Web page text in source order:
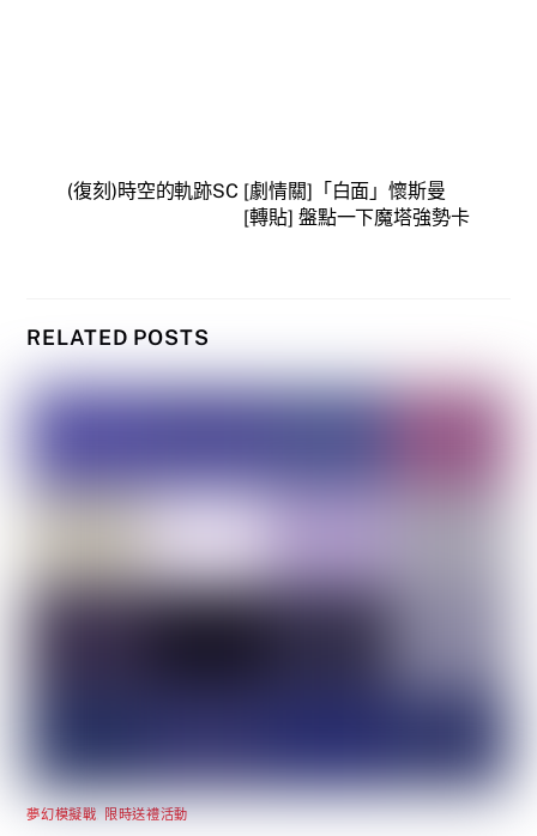
(復刻)時空的軌跡SC [劇情關]「白面」懷斯曼
[轉貼] 盤點一下魔塔強勢卡
RELATED POSTS
夢幻模擬戰 限時送禮活動